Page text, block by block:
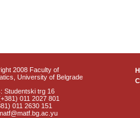
2008 Faculty of
University of Belgrade
Studentski trg 16
011 2027 801
011 2630 151